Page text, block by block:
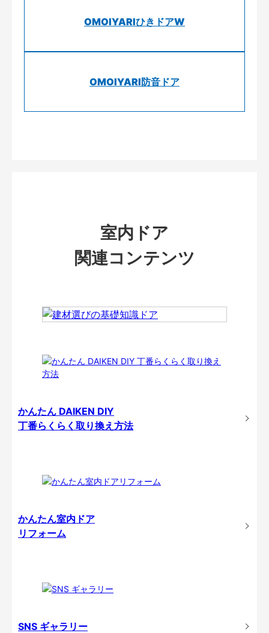
OMOIYARIひきドアW
OMOIYARI防音ドア
室内ドア
関連コンテンツ
かんたん DAIKEN DIY
丁番らくらく取り換え方法
かんたん室内ドア
リフォーム
SNS ギャラリー